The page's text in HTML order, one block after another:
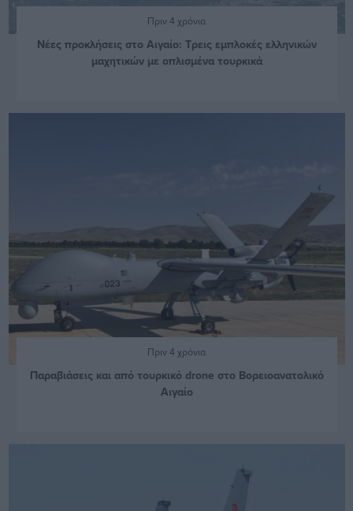
Πριν 4 χρόνια
Νέες προκλήσεις στο Αιγαίο: Τρεις εμπλοκές ελληνικών
μαχητικών με οπλισμένα τουρκικά
Πριν 4 χρόνια
Παραβιάσεις και από τουρκικό drone στο Βορειοανατολικό
Αιγαίο